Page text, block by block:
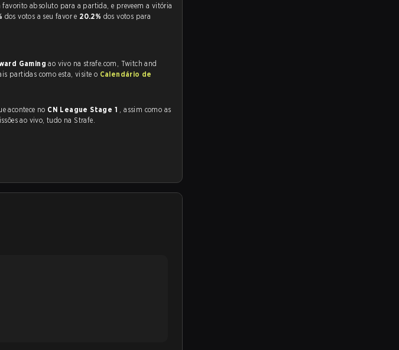
dos votos a seu favor e 20.2% dos votos para
Gamingao vivo na strafe.com, Twitch and
partidas como esta, visite o Calendário de
acontece no CN League Stage 1 , assim como as
ao vivo, tudo na Strafe.